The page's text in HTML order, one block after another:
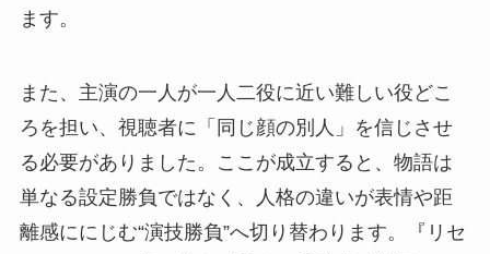
ます。
また、主演の一人が一人二役に近い難しい役どこ
ろを担い、視聴者に「同じ顔の別人」を信じさせ
る必要がありました。ここが成立すると、物語は
単なる設定勝負ではなく、人格の違いが表情や距
離感ににじむ“演技勝負”へ切り替わります。『リセ